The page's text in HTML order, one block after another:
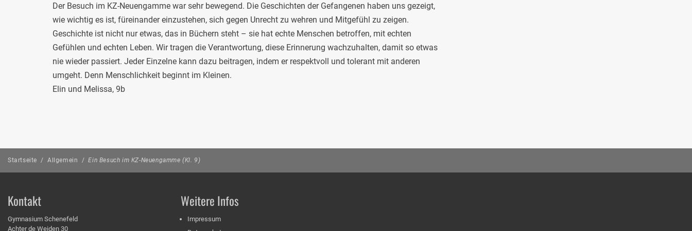
Der Besuch im KZ-Neuengamme war sehr bewegend. Die Geschichten der Gefangenen haben uns gezeigt,
wie wichtig es ist, füreinander einzustehen, sich gegen Unrecht zu wehren und Mitgefühl zu zeigen.
Geschichte ist nicht nur etwas, das in Büchern steht – sie hat echte Menschen betroffen, mit echten
Gefühlen und echten Leben. Wir tragen die Verantwortung, diese Erinnerung wachzuhalten, damit so etwas
nie wieder passiert. Jeder Einzelne kann dazu beitragen, indem er respektvoll und tolerant mit anderen
umgeht. Denn Menschlichkeit beginnt im Kleinen.
Elin und Melissa, 9b
Startseite / Allgemein /Ein Besuch im KZ-Neuengamme (Kl. 9)
Kontakt
Gymnasium Schenefeld
Achter de Weiden 30
Weitere Infos
Impressum